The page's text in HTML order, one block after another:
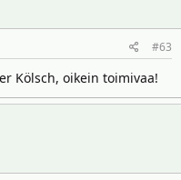
#63
Kölsch, oikein toimivaa!